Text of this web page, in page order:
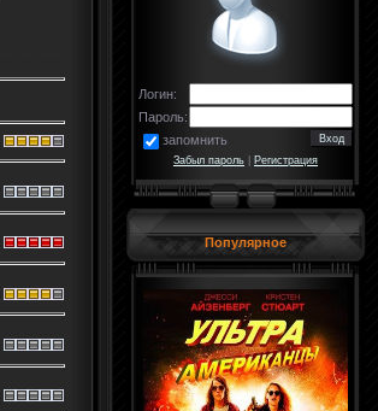
Логин:
Пароль:
запомнить
Забыл пароль Регистрация
Популярное